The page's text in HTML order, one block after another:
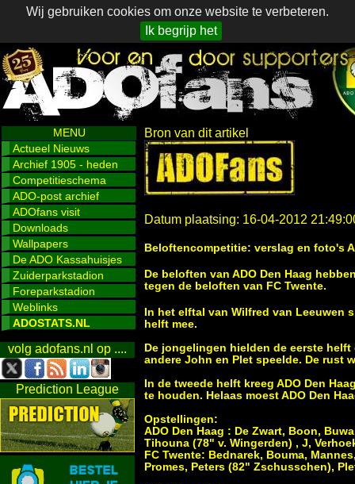
Wij gebruiken cookies om onze website te verbeteren.
Ik begrijp het
MENU
Actueel Nieuws
Archief 1905 - heden
Competitieschema
ADO-post archief
ADOfans visit
Downloads
Wallpapers
De ADO Kassahuisjes
Zuiderparkstadion
Foreparkstadion
Weblinks
ADOSTATS.NL
volg adofans.nl op ....
Prediction League
Bron van dit artikel
Datum plaatsing: 16-04-2012
Beloftencompetitie: verslag en foto's
De beloften van ADO Den Haag
tegen de beloften van FC Twente.
In het elftal van Wilfred van Leeuwen
helft mee.
De jongelingen hielden de eerste
andere John en Plet speelde. De rust
In de tweede helft kreeg ADO Den
te houden. Helaas moest ADO Den
Opstellingen:
ADO Den Haag : De Zwart, Boon,
Tihouna (78" v. Wingerden) , J,
FC Twente: Bednarek, Bouma,
Promes, Peters (82" Zschusschen),